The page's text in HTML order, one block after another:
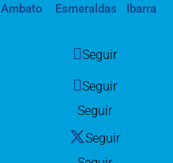
Ambato Esmeraldas Ibarra
Seguir
Seguir
Seguir
Seguir